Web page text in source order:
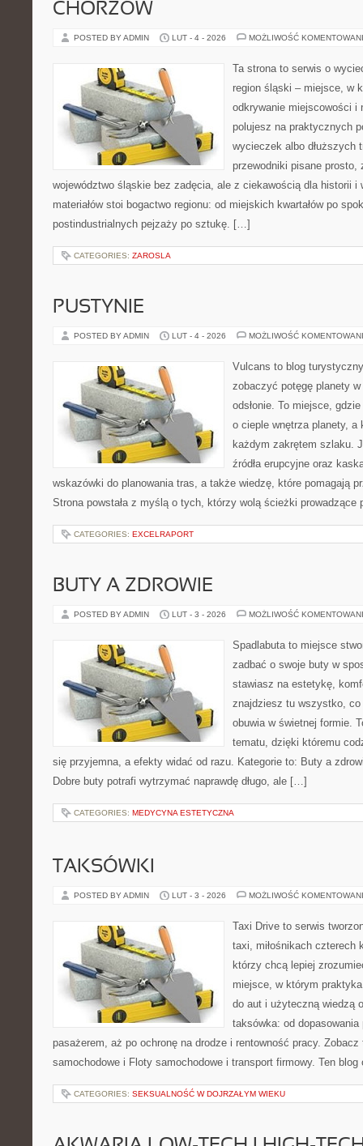
CHORZÓW
POSTED BY ADMIN LUT - 4 - 2026 MOŻLIWOŚĆ
Ta strona to serwis o
region śląski – miejsce, w
odkrywanie miejscowości i
polujesz na praktycznych
wycieczek albo dłuższych
przewodniki pisane prosto,
województwo śląskie bez zadęcia, ale z ciekawością dla historii i
materiałów stoi bogactwo regionu: od miejskich kwartałów po
postindustrialnych pejzaży po sztukę. […]
CATEGORIES: ZAROSLA
PUSTYNIE
POSTED BY ADMIN LUT - 4 - 2026 MOŻLIWOŚĆ
Vulcans to blog
zobaczyć potęgę planety
odsłonie. To miejsce,
o cieple wnętrza planety, a
każdym zakrętem szlaku.
źródła erupcyjne oraz
wskazówki do planowania tras, a także wiedzę, które pomagają
Strona powstała z myślą o tych, którzy wolą ścieżki
CATEGORIES: EXCELRAPORT
BUTY A ZDROWIE
POSTED BY ADMIN LUT - 3 - 2026 MOŻLIWOŚĆ
Spadlabuta to miejsce
zadbać o swoje buty w
stawiasz na estetykę,
znajdziesz tu wszystko,
obuwia w świetnej formie.
tematu, dzięki któremu
się przyjemna, a efekty widać od razu. Kategorie to: Buty a
Dobre buty potrafi wytrzymać naprawdę długo, ale […]
CATEGORIES: MEDYCYNA ESTETYCZNA
TAKSÓWKI
POSTED BY ADMIN LUT - 3 - 2026 MOŻLIWOŚĆ
Taxi Drive to serwis
taxi, miłośnikach czterech
którzy chcą lepiej
miejsce, w którym
do aut i użyteczną wiedzą
taksówka: od
pasażerem, aż po ochronę na drodze i rentowność pracy.
samochodowe i Floty samochodowe i transport firmowy. Ten
CATEGORIES: SEKSUALNOŚĆ W DOJRZAŁYM WIEKU